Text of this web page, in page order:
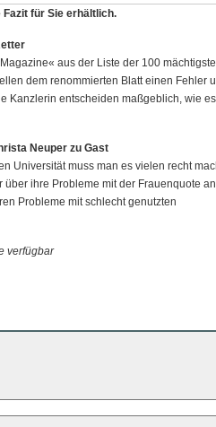
für Sie erhältlich.
aus der Liste der 100
dem renommierten Blatt einen Fehler
Kanzlerin entscheiden maßgeblich, wie
Neuper zu Gast
Universität muss man es vielen recht
über ihre Probleme mit der Frauenquote
Probleme mit schlecht genutzten
verfügbar